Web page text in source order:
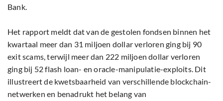
Bank.
Het rapport meldt dat van de gestolen fondsen binnen het
kwartaal meer dan 31 miljoen dollar verloren ging bij 90
exit scams, terwijl meer dan 222 miljoen dollar verloren
ging bij 52 flash loan- en oracle-manipulatie-exploits. Dit
illustreert de kwetsbaarheid van verschillende blockchain-
netwerken en benadrukt het belang van